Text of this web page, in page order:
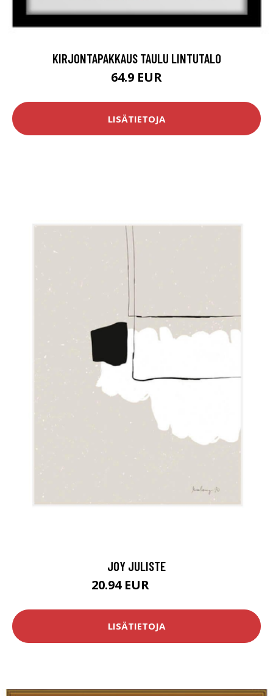
KIRJONTAPAKKAUS TAULU LINTUTALO
64.9 EUR
LISÄTIETOJA
JOY JULISTE
20.94 EUR
LISÄTIETOJA